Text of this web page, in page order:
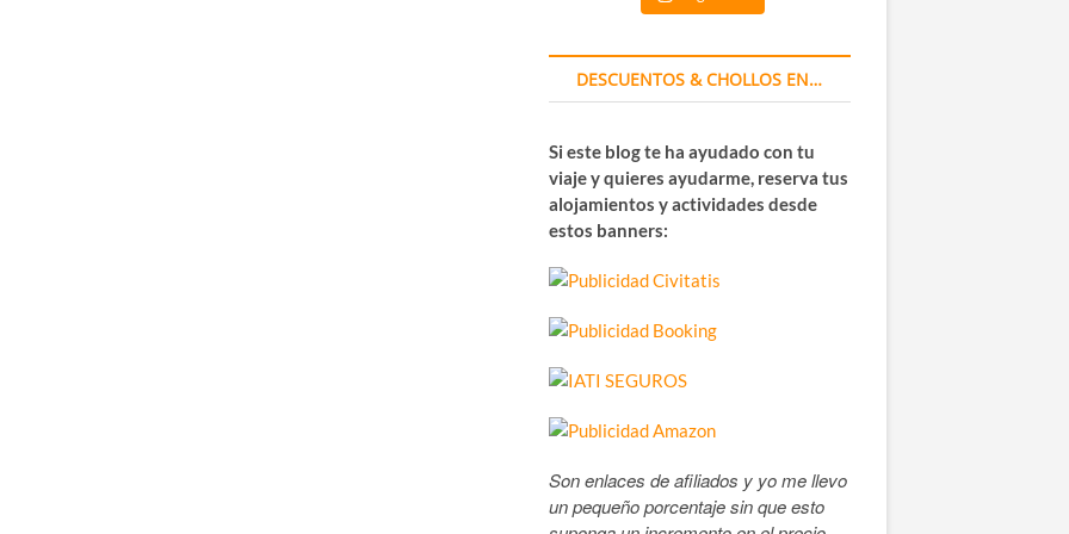
DESCUENTOS & CHOLLOS EN…
Si este blog te ha ayudado con tu
viaje y quieres ayudarme, reserva tus
alojamientos y actividades desde
estos banners:
Son enlaces de afiliados y yo me llevo
un pequeño porcentaje sin que esto